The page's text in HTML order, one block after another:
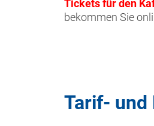
Tickets für den
bekommen Sie
Tarif- und